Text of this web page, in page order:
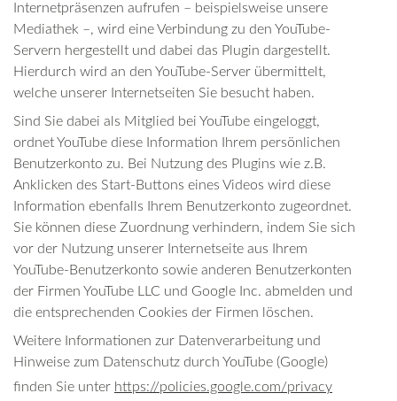
Internetpräsenzen aufrufen – beispielsweise unsere
Mediathek –, wird eine Verbindung zu den YouTube-
Servern hergestellt und dabei das Plugin dargestellt.
Hierdurch wird an den YouTube-Server übermittelt,
welche unserer Internetseiten Sie besucht haben.
Sind Sie dabei als Mitglied bei YouTube eingeloggt,
ordnet YouTube diese Information Ihrem persönlichen
Benutzerkonto zu. Bei Nutzung des Plugins wie z.B.
Anklicken des Start-Buttons eines Videos wird diese
Information ebenfalls Ihrem Benutzerkonto zugeordnet.
Sie können diese Zuordnung verhindern, indem Sie sich
vor der Nutzung unserer Internetseite aus Ihrem
YouTube-Benutzerkonto sowie anderen Benutzerkonten
der Firmen YouTube LLC und Google Inc. abmelden und
die entsprechenden Cookies der Firmen löschen.
Weitere Informationen zur Datenverarbeitung und
Hinweise zum Datenschutz durch YouTube (Google)
finden Sie unter https://policies.google.com/privacy